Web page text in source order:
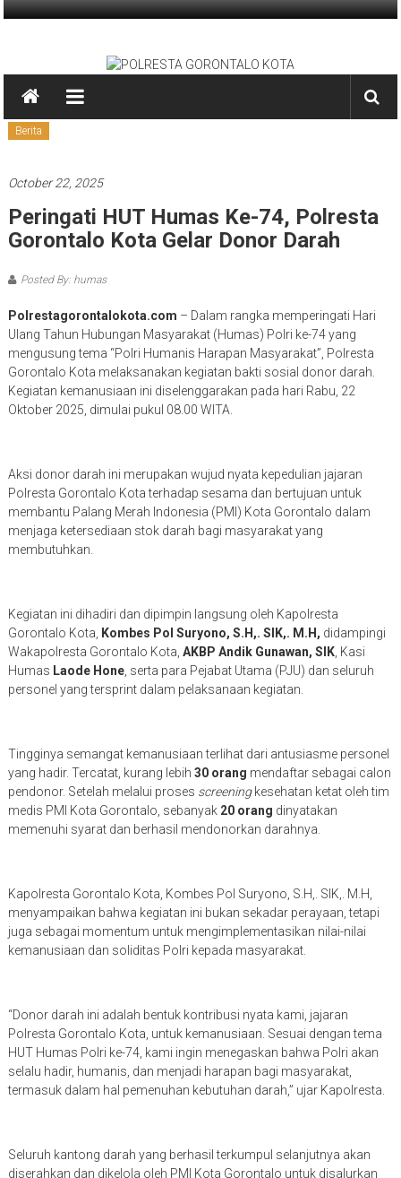
Skip
POLRESTA
GORONTALO
KOTA
Berita
October 22, 2025
Peringati HUT Humas Ke-74, Polresta
Gorontalo Kota Gelar Donor Darah
Posted By: humas
Polrestagorontalokota.com – Dalam rangka memperingati Hari
Ulang Tahun Hubungan Masyarakat (Humas) Polri ke-74 yang
mengusung tema “Polri Humanis Harapan Masyarakat”, Polresta
Gorontalo Kota melaksanakan kegiatan bakti sosial donor darah.
Kegiatan kemanusiaan ini diselenggarakan pada hari Rabu, 22
Oktober 2025, dimulai pukul 08.00 WITA.
Aksi donor darah ini merupakan wujud nyata kepedulian jajaran
Polresta Gorontalo Kota terhadap sesama dan bertujuan untuk
membantu Palang Merah Indonesia (PMI) Kota Gorontalo dalam
menjaga ketersediaan stok darah bagi masyarakat yang
membutuhkan.
Kegiatan ini dihadiri dan dipimpin langsung oleh Kapolresta
Gorontalo Kota,
Kombes Pol Suryono, S.H,. SIK,. M.H, didampingi
Wakapolresta Gorontalo Kota, AKBP Andik Gunawan, SIK, Kasi
Humas Laode Hone, serta para Pejabat Utama (PJU) dan seluruh
personel yang tersprint dalam pelaksanaan kegiatan.
Tingginya semangat kemanusiaan terlihat dari antusiasme personel
yang hadir. Tercatat, kurang lebih 30 orang mendaftar sebagai calon
pendonor. Setelah melalui proses screeningkesehatan ketat oleh tim
medis PMI Kota Gorontalo, sebanyak 20 orang dinyatakan
memenuhi syarat dan berhasil mendonorkan darahnya.
Kapolresta Gorontalo Kota, Kombes Pol Suryono, S.H,. SIK,. M.H,
menyampaikan bahwa kegiatan ini bukan sekadar perayaan, tetapi
juga sebagai momentum untuk mengimplementasikan nilai-nilai
kemanusiaan dan soliditas Polri kepada masyarakat.
“Donor darah ini adalah bentuk kontribusi nyata kami, jajaran
Polresta Gorontalo Kota, untuk kemanusiaan. Sesuai dengan tema
HUT Humas Polri ke-74, kami ingin menegaskan bahwa Polri akan
selalu hadir, humanis, dan menjadi harapan bagi masyarakat,
termasuk dalam hal pemenuhan kebutuhan darah,” ujar Kapolresta.
Seluruh kantong darah yang berhasil terkumpul selanjutnya akan
diserahkan dan dikelola oleh PMI Kota Gorontalo untuk disalurkan